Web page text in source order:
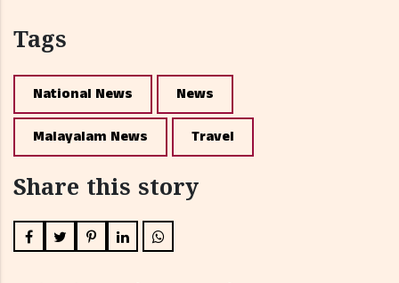
Tags
National News News
Malayalam News Travel
Share this story